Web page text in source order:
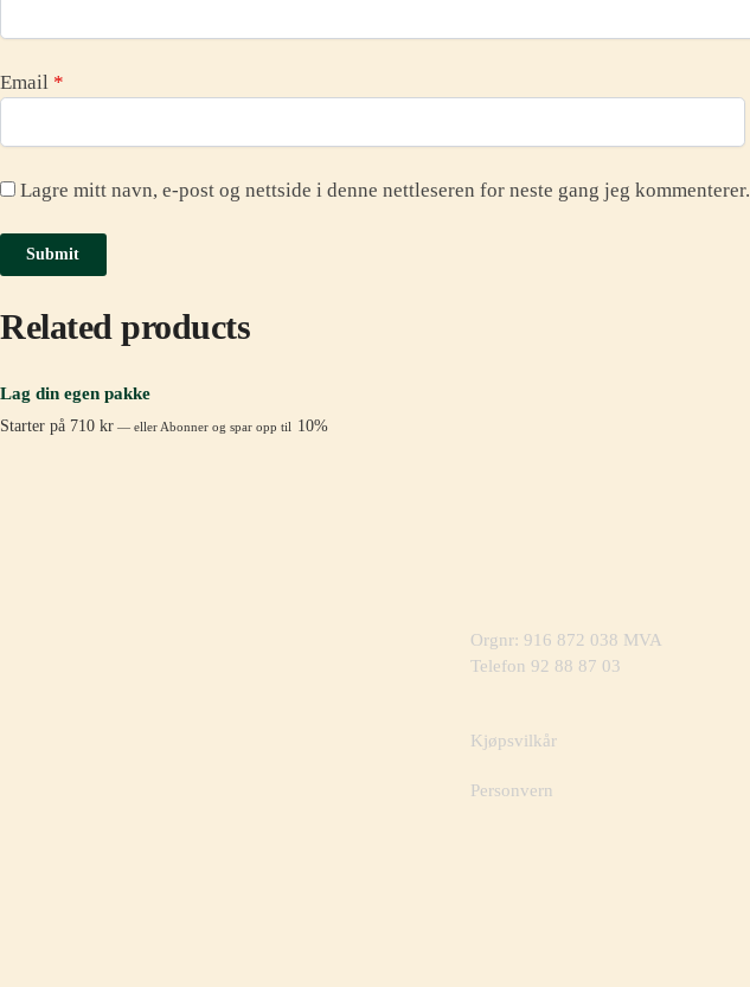
Email *
Lagre mitt navn, e-post og nettside i denne nettleseren for neste gang jeg kommenterer.
Related products
Lag din egen pakke
Starter på 710 kr — eller Abonner og spar opp til 10%
Orgnr: 916 872 038 MVA
Telefon 92 88 87 03
Kjøpsvilkår
Personvern